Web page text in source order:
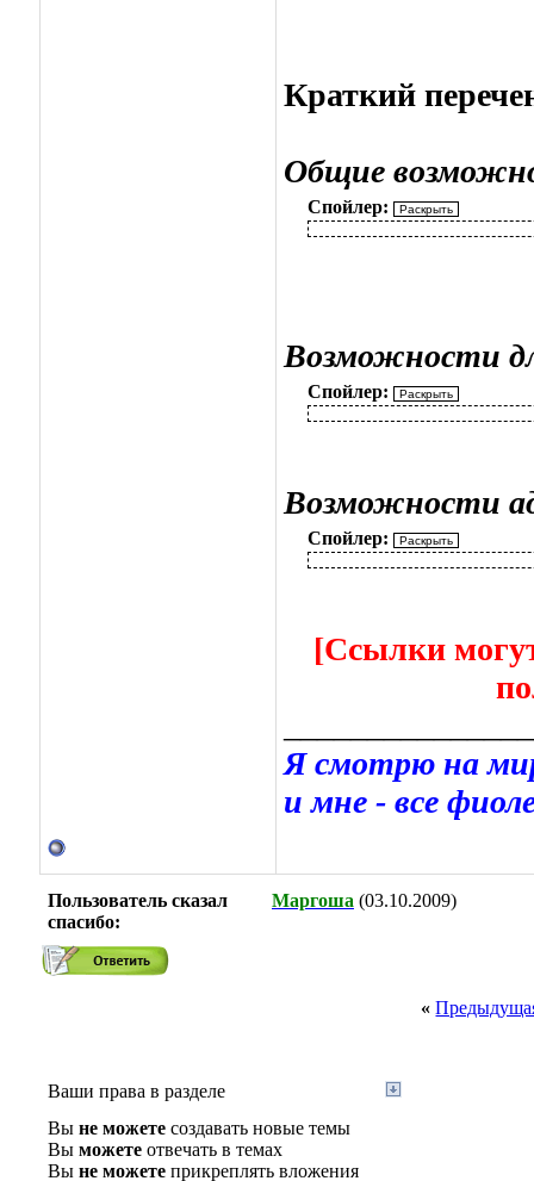
Краткий
Общие
Спойлер:
Возможности
Спойлер:
Возможности
Спойлер:
[Ссылки
Я смотрю на мир
и мне - все
Пользователь сказал
cпасибо:
Маргоша (03.10.2009)
«
Ваши права в разделе
Вы не можете создавать новые темы
Вы можете отвечать в темах
Вы не можете прикреплять вложения